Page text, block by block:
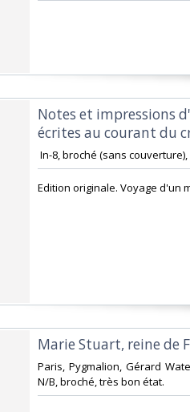
‎Notes et impressions
écrites au courant du
In-8, broché (sans
‎Edition originale. Voyage d'un
‎Marie Stuart, reine de
‎Paris, Pygmalion, Gérard
N/B, broché, très bon état.‎